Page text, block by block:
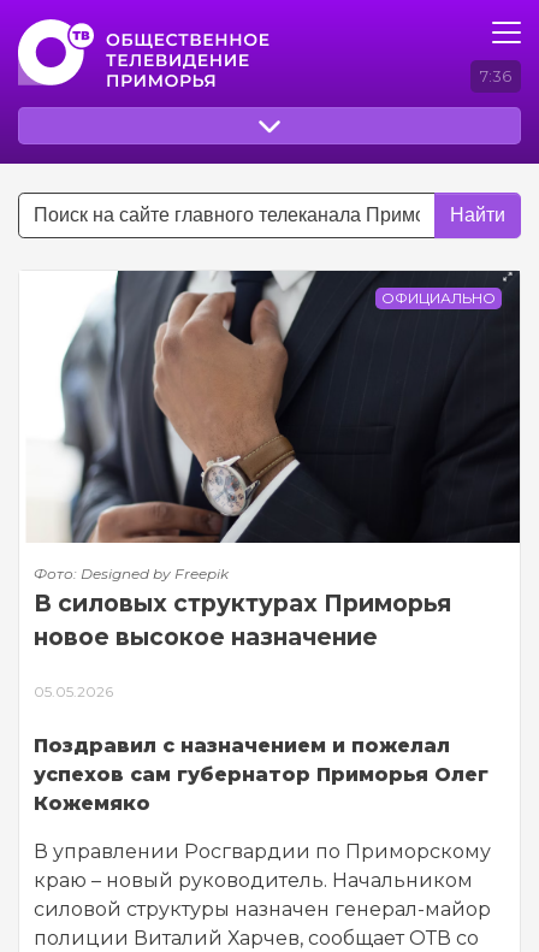
7:36
Найти
ОФИЦИАЛЬНО
Фото: Designed by Freepik
В силовых структурах Приморья
новое высокое назначение
05.05.2026
Поздравил с назначением и пожелал
успехов сам губернатор Приморья Олег
Кожемяко
В управлении Росгвардии по Приморскому
краю – новый руководитель. Начальником
силовой структуры назначен генерал-майор
полиции Виталий Харчев, сообщает ОТВ со